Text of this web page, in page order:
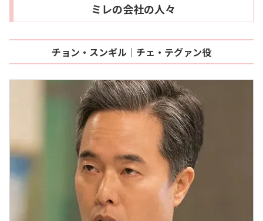
ミレの会社の人々
チョン・スンギル｜チェ・テグァン役